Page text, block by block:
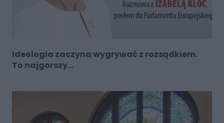
Ideologia zaczyna wygrywać z rozsądkiem.
To najgorszy...